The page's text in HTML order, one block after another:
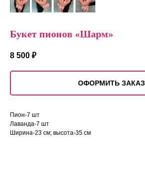
Букет пионов «Шарм»
8 500 ₽
ОФОРМИТЬ ЗАКАЗ
Пион-7 шт
Лаванда-7 шт
Ширина-23 см; высота-35 см